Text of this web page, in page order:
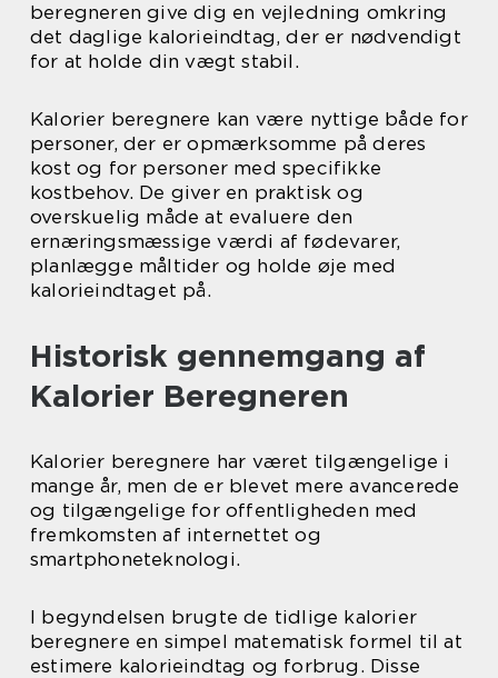
beregneren give dig en vejledning omkring
det daglige kalorieindtag, der er nødvendigt
for at holde din vægt stabil.
Kalorier beregnere kan være nyttige både for
personer, der er opmærksomme på deres
kost og for personer med specifikke
kostbehov. De giver en praktisk og
overskuelig måde at evaluere den
ernæringsmæssige værdi af fødevarer,
planlægge måltider og holde øje med
kalorieindtaget på.
Historisk gennemgang af
Kalorier Beregneren
Kalorier beregnere har været tilgængelige i
mange år, men de er blevet mere avancerede
og tilgængelige for offentligheden med
fremkomsten af internettet og
smartphoneteknologi.
I begyndelsen brugte de tidlige kalorier
beregnere en simpel matematisk formel til at
estimere kalorieindtag og forbrug. Disse